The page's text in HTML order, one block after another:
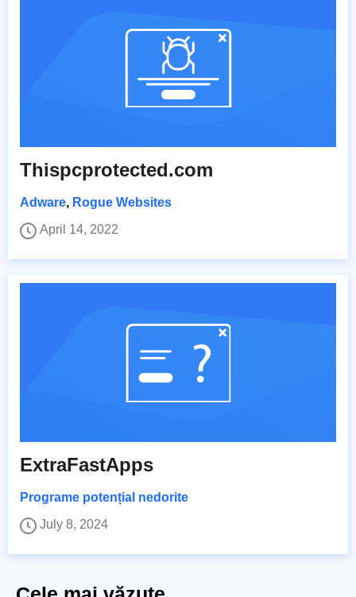
Thispcprotected.com
Adware, Rogue Websites
April 14, 2022
ExtraFastApps
Programe potențial nedorite
July 8, 2024